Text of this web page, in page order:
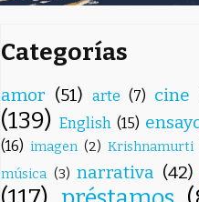
Categorías
amor (51) arte (7) cine
(139) English (15)
(16) imagen (2) Krishnamurti
música (3) narrativa (42)